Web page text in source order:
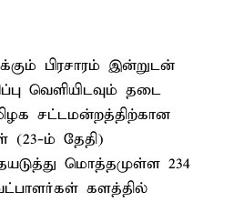
பிரசாரம் இன்றுடன்
வெளியிடவும் தடை
சட்டமன்றத்திற்கான
(23-ம் தேதி)
மொத்தமுள்ள 234
களத்தில்